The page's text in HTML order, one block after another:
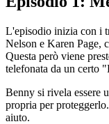
L'episodio inizia con i
Nelson e Karen Page,
Questa però viene
telefonata da un certo
Benny si rivela essere
propria per
aiuto.